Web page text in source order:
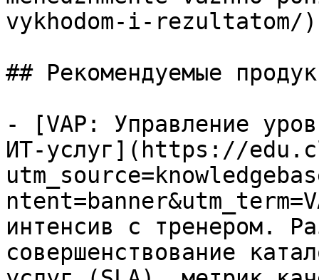
vykhodom-i-rezultatom/)
## Рекомендуемые
- [VAP: Управление
ИТ-услуг](https://
интенсив с тренером.
совершенствование